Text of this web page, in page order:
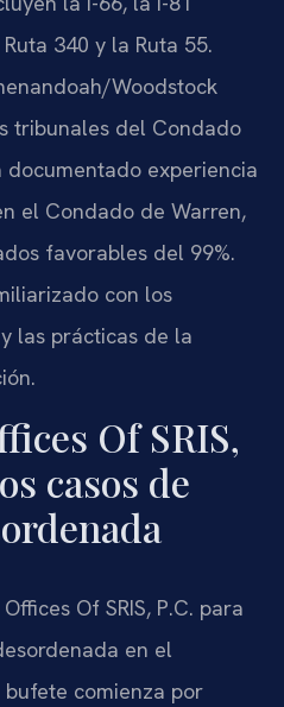
340 y la Ruta 55.
Woodstock
tribunales del Condado
experiencia
el Condado de Warren,
favorables del 99%.
con los
las prácticas de la
Of SRIS,
casos de
Of SRIS, P.C. para
en el
comienza por